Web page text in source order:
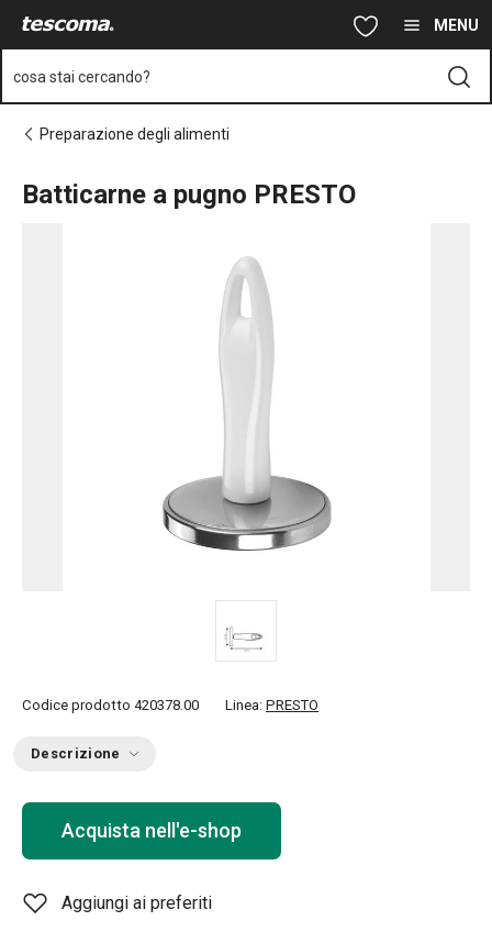
Vai al contenuto principale MENU
cosa stai cercando?
Preparazione degli alimenti
Batticarne a pugno PRESTO
Codice prodotto 420378.00 Linea: PRESTO
Descrizione
Acquista nell'e-shop
Aggiungi ai preferiti